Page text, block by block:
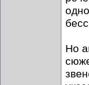
Но